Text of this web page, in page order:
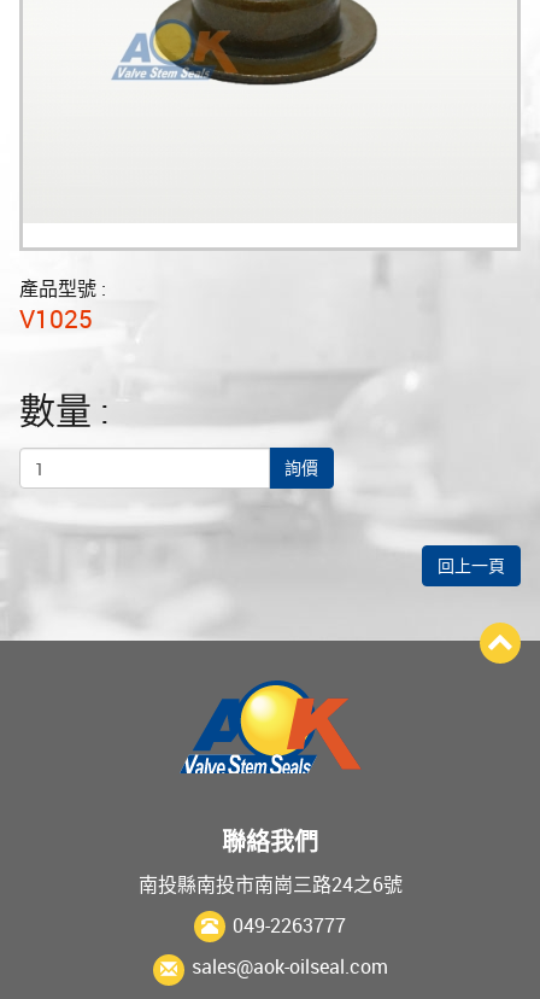
產品型號 :
V1025
數量 :
詢價
回上一頁
聯絡我們
南投縣南投市南崗三路24之6號
049-2263777
sales@aok-oilseal.com